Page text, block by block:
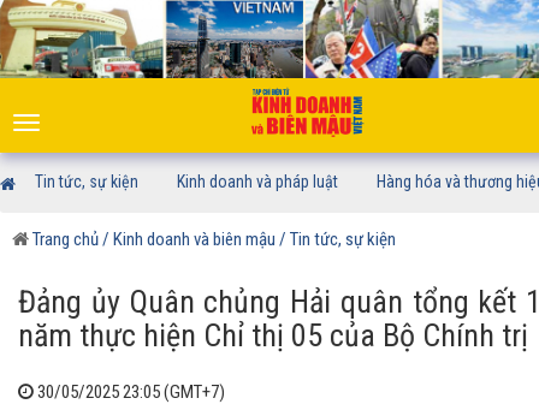
Toggle
navigation
Tin tức, sự kiện Kinh doanh và pháp luật Hàng hóa và thương
Trang chủ/ Kinh doanh và biên mậu / Tin tức, sự kiện
Đảng ủy Quân chủng Hải quân tổng kết
năm thực hiện Chỉ thị 05 của Bộ Chính trị
30/05/2025 23:05 (GMT+7)